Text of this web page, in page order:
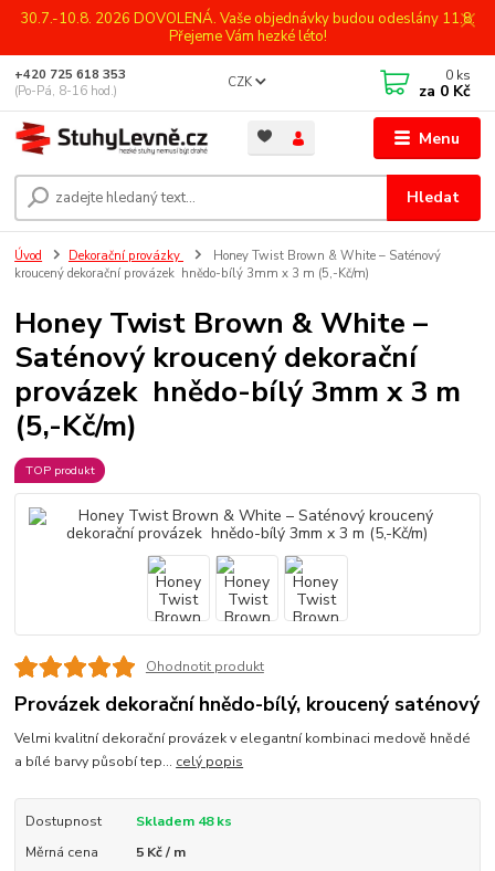
30.7.-10.8. 2026 DOVOLENÁ. Vaše objednávky budou odeslány 11.8.
Přejeme Vám hezké léto!
Menu
CZK
Hledat
+420 725 618 353
(Po-Pá, 8-16 hod.)
0 ks
za 0 Kč
Úvod Dekorační provázky
Honey Twist Brown & White – Saténový
kroucený dekorační provázek hnědo-bílý 3mm x 3 m (5,-Kč/m)
Honey Twist Brown & White –
Saténový kroucený dekorační
provázek hnědo-bílý 3mm x 3 m
(5,-Kč/m)
TOP produkt
Ohodnotit produkt
Provázek dekorační hnědo-bílý, kroucený saténový
Velmi kvalitní dekorační provázek v elegantní kombinaci medově hnědé
a bílé barvy působí tep... celý popis
Dostupnost
Skladem 48 ks
Měrná cena
5 Kč / m